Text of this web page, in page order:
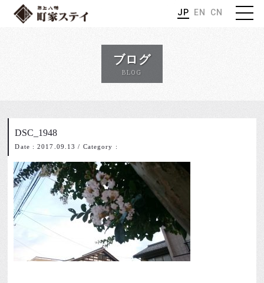
JP EN CN
ブログ
BLOG
DSC_1948
Date : 2017.09.13 / Category :